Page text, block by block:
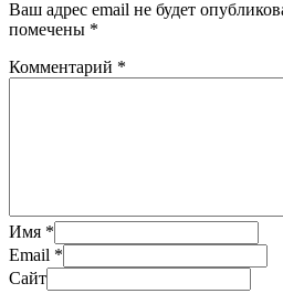
Ваш адрес email не будет
помечены *
Комментарий *
Имя *
Email *
Сайт